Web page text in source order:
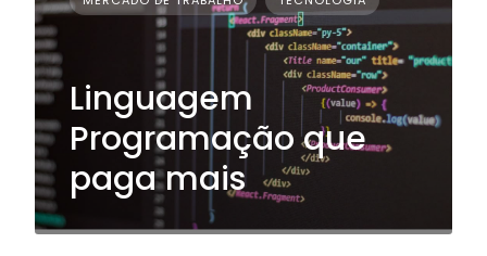
Linguagem
Programação que
paga mais